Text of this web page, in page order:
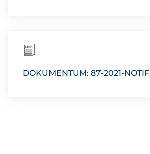
DOKUMENTUM: 87-2021-